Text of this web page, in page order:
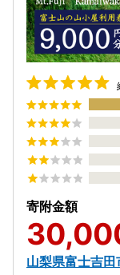
寄附金額
山梨県富士吉田